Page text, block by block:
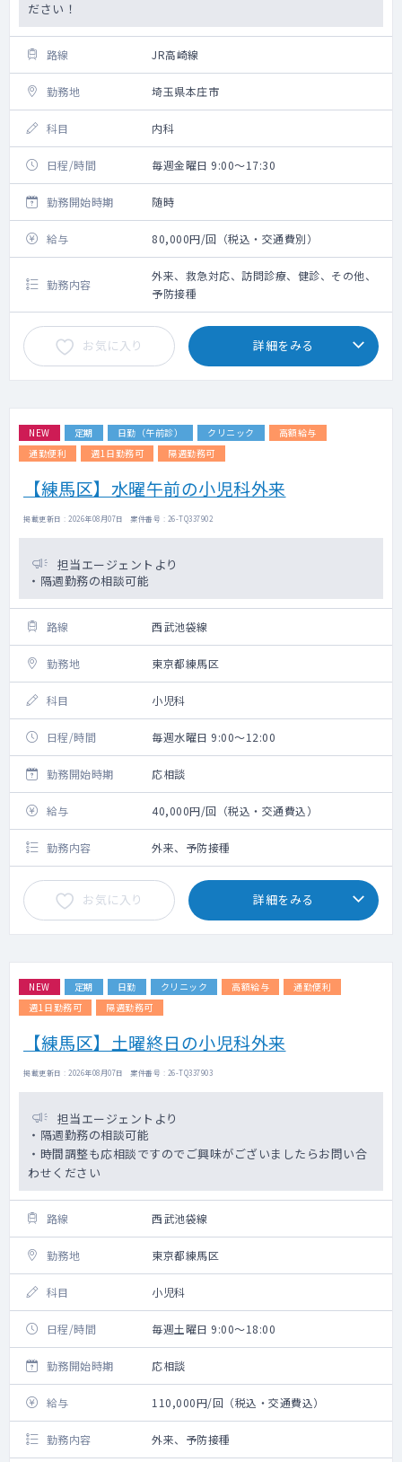
ださい！
路線 JR高崎線
勤務地 埼玉県本庄市
科目 内科
日程/時間 毎週金曜日 9:00～17:30
勤務開始時期 随時
給与 80,000円/回（税込・交通費別）
勤務内容
外来、救急対応、訪問診療、健診、その他、
予防接種
お気に入り 詳細をみる
NEW 定期 日勤（午前診） クリニック
高額給与
通勤便利
週1日勤務可 隔週勤務可
【練馬区】水曜午前の小児科外来
掲載更新日 : 2026年08月07日 案件番号 : 26-TQ337902
担当エージェントより
・隔週勤務の相談可能
路線 西武池袋線
勤務地 東京都練馬区
科目 小児科
日程/時間 毎週水曜日 9:00～12:00
勤務開始時期 応相談
給与 40,000円/回（税込・交通費込）
勤務内容 外来、予防接種
お気に入り 詳細をみる
NEW 定期 日勤 クリニック 高額給与
通勤便利
週1日勤務可
隔週勤務可
【練馬区】土曜終日の小児科外来
掲載更新日 : 2026年08月07日 案件番号 : 26-TQ337903
担当エージェントより
・隔週勤務の相談可能
・時間調整も応相談ですのでご興味がございましたらお問い合
わせください
路線 西武池袋線
勤務地 東京都練馬区
科目 小児科
日程/時間 毎週土曜日 9:00～18:00
勤務開始時期 応相談
給与 110,000円/回（税込・交通費込）
勤務内容 外来、予防接種